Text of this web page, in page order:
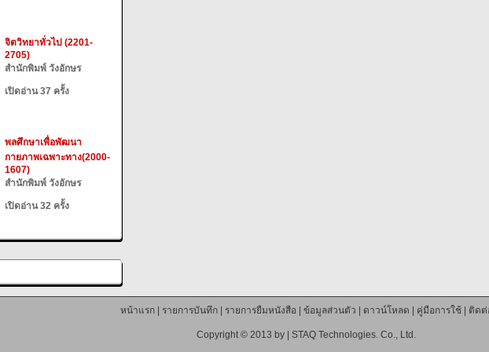
จิตวิทยาทั่วไป (2201-
2705)
สำนักพิมพ์ วังอักษร
เปิดอ่าน 37 ครั้ง
พลศึกษาเพื่อพัฒนา
กายภาพเฉพาะทาง(2000-
1607)
สำนักพิมพ์ วังอักษร
เปิดอ่าน 32 ครั้ง
หน้าแรก| รายการบันทึก| รายการยืมหนังสือ ข้อมูลส่วนตัว ดาวน์โหลด คู่มือการใช้| ติดต่
Copyright © 2013 by | STAQ Technologies. Co., Ltd.